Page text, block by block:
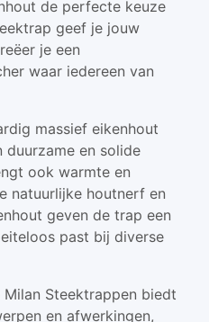
de perfecte keuze
geef je jouw
je een
waar iedereen van
massief eikenhout
en solide
ook warmte en
natuurlijke houtnerf en
geven de trap een
past bij diverse
Steektrappen biedt
en afwerkingen,